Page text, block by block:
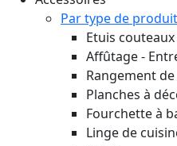
Par type de
Etuis
Affûtage -
Rangement
Planches à
Fourchette à
Linge de